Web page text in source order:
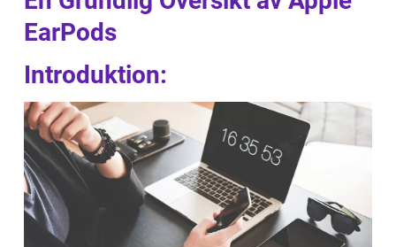
EarPods
Introduktion: